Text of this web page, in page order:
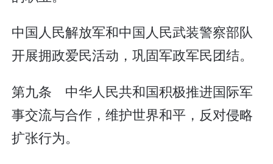
中国人民解放军和中国人民武装警察部队
开展拥政爱民活动，巩固军政军民团结。
第九条 中华人民共和国积极推进国际军
事交流与合作，维护世界和平，反对侵略
扩张行为。